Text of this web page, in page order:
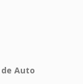
Auto